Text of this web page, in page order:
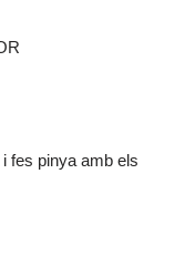
fes pinya amb els